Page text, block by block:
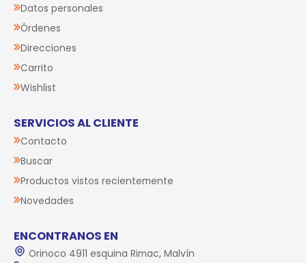
Datos personales
Órdenes
Direcciones
Carrito
Wishlist
SERVICIOS AL CLIENTE
Contacto
Buscar
Productos vistos recientemente
Novedades
ENCONTRANOS EN
Orinoco 4911 esquina Rimac, Malvín